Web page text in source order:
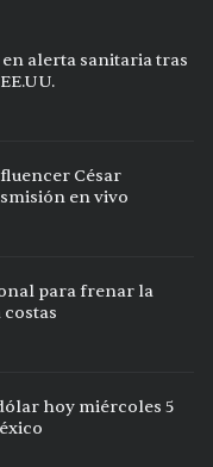
alerta sanitaria tras
César
en vivo
para frenar la
hoy miércoles 5